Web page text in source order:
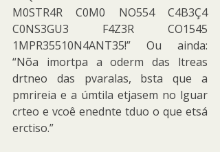
M0STR4R C0M0 NO554 C4B3Ç4
C0NS3GU3 F4Z3R CO1545
1MPR35510N4ANT35!” Ou ainda:
“Nõa imortpa a oderm das ltreas
drtneo das pvaralas, bsta que a
pmrireia e a úmtila etjasem no lguar
crteo e vcoê enednte tduo o que etsá
erctiso.”